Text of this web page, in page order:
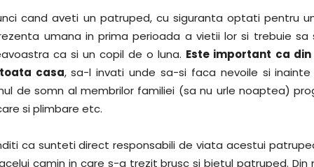
cand aveti un patruped, cu siguranta optati pentru
umana in prima perioada a vietii lor si trebuie
ca si un copil de o luna. Este important ca
casa, sa-l invati unde sa-si faca nevoile si
de somn al membrilor familiei (sa nu urle noaptea)
si plimbare etc.
ca sunteti direct responsabili de viata acestui
camin in care s-a trezit brusc si bietul patruped.